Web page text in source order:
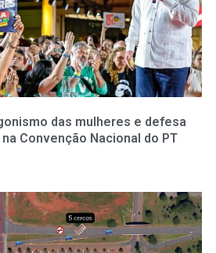
das mulheres e defesa
Convenção Nacional do PT